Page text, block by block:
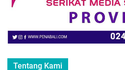
Tentang Kami